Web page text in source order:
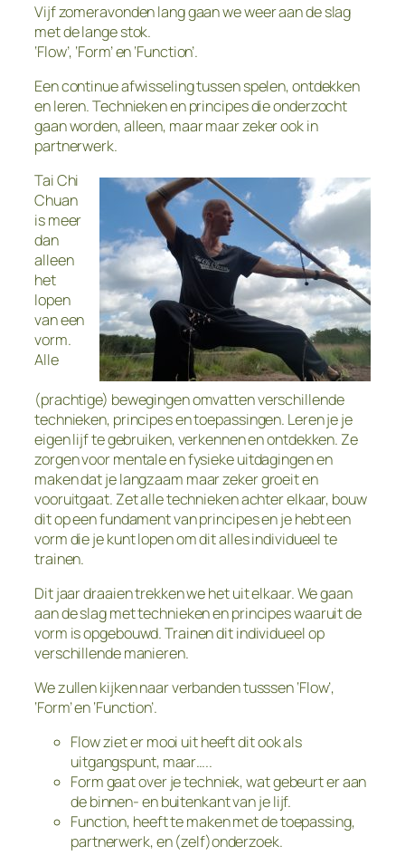
Vijf zomeravonden lang gaan we weer aan de slag
met de lange stok.
‘Flow’, ‘Form’ en ‘Function’.
Een continue afwisseling tussen spelen, ontdekken
en leren. Technieken en principes die onderzocht
gaan worden, alleen, maar maar zeker ook in
partnerwerk.
Tai Chi
Chuan
is meer
dan
alleen
het
lopen
van een
vorm.
Alle
(prachtige) bewegingen omvatten verschillende
technieken, principes en toepassingen. Leren je je
eigen lijf te gebruiken, verkennen en ontdekken. Ze
zorgen voor mentale en fysieke uitdagingen en
maken dat je langzaam maar zeker groeit en
vooruitgaat. Zet alle technieken achter elkaar, bouw
dit op een fundament van principes en je hebt een
vorm die je kunt lopen om dit alles individueel te
trainen.
Dit jaar draaien trekken we het uit elkaar. We gaan
aan de slag met technieken en principes waaruit de
vorm is opgebouwd. Trainen dit individueel op
verschillende manieren.
We zullen kijken naar verbanden tusssen ‘Flow’,
‘Form’ en ‘Function’.
Flow ziet er mooi uit heeft dit ook als
uitgangspunt, maar…..
Form gaat over je techniek, wat gebeurt er aan
de binnen- en buitenkant van je lijf.
Function, heeft te maken met de toepassing,
partnerwerk, en (zelf)onderzoek.